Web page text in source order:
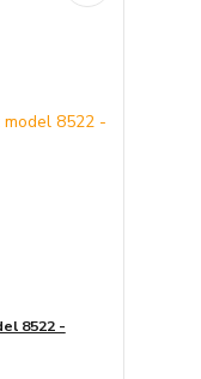
8522 -